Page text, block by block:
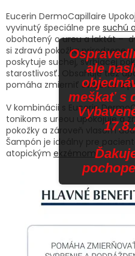
Eucerin DermoCapillaire
vyvinutý špeciálne pre suchú
obohatený o ureu a laktát –
si zdravá pokožka prirodzene
poskytuje suchej, svrbiacej
starostlivosť. Obsahuje tiež
pomáha zmierniť svrbenie a
V kombinácii s Eucerin
tonikom s ureou upokojuje a
pokožky a zároveň vlasom
Šampón je ideálny pre
atopickým ekzémom.
ale
meškať s